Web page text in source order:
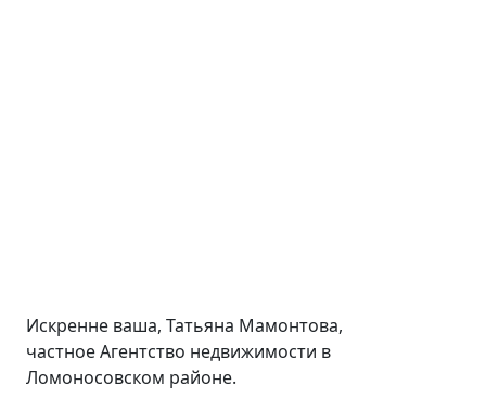
Искренне ваша, Татьяна Мамонтова,
частное Агентство недвижимости в
Ломоносовском районе.